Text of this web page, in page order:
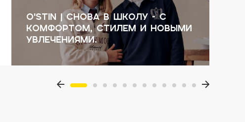
O'STIN | Снова в школу - с
комфортом, стилем и новыми
увлечениями.